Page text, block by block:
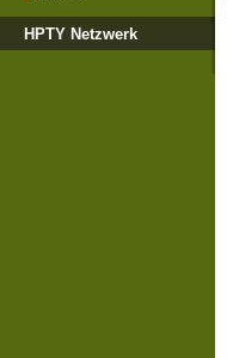
HPTY Netzwerk